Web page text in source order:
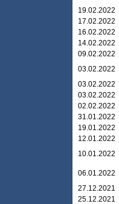
19.02.2022
17.02.2022
16.02.2022
14.02.2022
09.02.2022
03.02.2022
03.02.2022
03.02.2022
02.02.2022
31.01.2022
19.01.2022
12.01.2022
10.01.2022
06.01.2022
27.12.2021
25.12.2021